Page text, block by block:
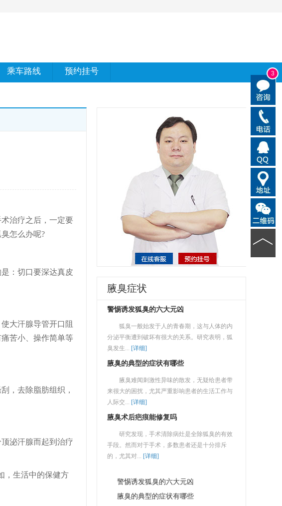
3
乘车路线 预约挂号
治疗之后，一定要
怎么办呢?
：切口要深达真皮
大汗腺导管开口阻
苦小、操作简单等
，去除脂肪组织，
泌汗腺而起到治疗
，生活中的保健方
腋臭症状
警惕诱发狐臭的六大元凶
狐臭一般始发于人的青春期，这与人体的内
分泌平衡遭到破坏有很大的关系。研究表明，狐
臭发生... [详细]
腋臭的典型的症状有哪些
腋臭难闻刺激性异味的散发，无疑给患者带
来很大的困扰，尤其严重影响患者的生活工作与
人际交... [详细]
腋臭术后疤痕能修复吗
研究发现，手术清除病灶是全除狐臭的有效
手段。然而对于手术，多数患者还是十分排斥
的，尤其对... [详细]
警惕诱发狐臭的六大元凶
腋臭的典型的症状有哪些